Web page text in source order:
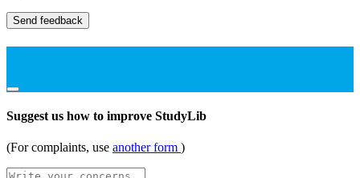
Send feedback
Suggest us how to improve StudyLib
(For complaints, use another form )